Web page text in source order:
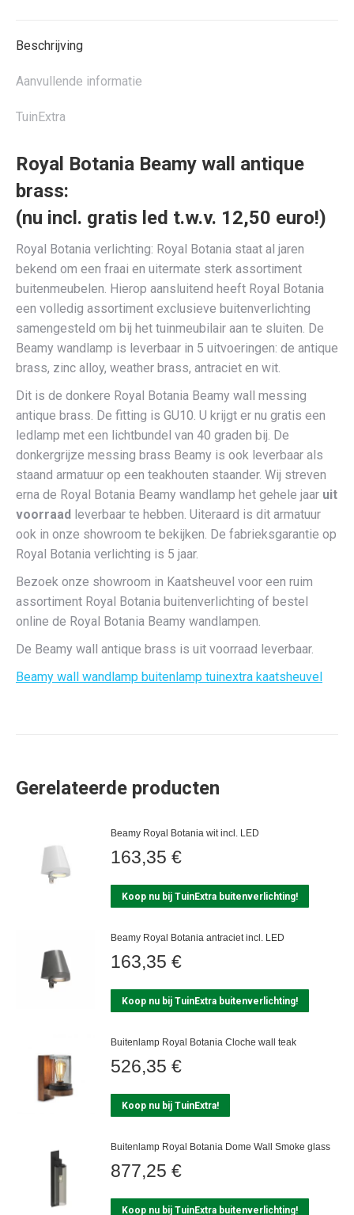
Beschrijving
Aanvullende informatie
TuinExtra
Royal Botania Beamy wall antique
brass:
(nu incl. gratis led t.w.v. 12,50 euro!)
Royal Botania verlichting: Royal Botania staat al jaren
bekend om een fraai en uitermate sterk assortiment
buitenmeubelen. Hierop aansluitend heeft Royal Botania
een volledig assortiment exclusieve buitenverlichting
samengesteld om bij het tuinmeubilair aan te sluiten. De
Beamy wandlamp is leverbaar in 5 uitvoeringen: de antique
brass, zinc alloy, weather brass, antraciet en wit.
Dit is de donkere Royal Botania Beamy wall messing
antique brass. De fitting is GU10. U krijgt er nu gratis een
ledlamp met een lichtbundel van 40 graden bij. De
donkergrijze messing brass Beamy is ook leverbaar als
staand armatuur op een teakhouten staander. Wij streven
erna de Royal Botania Beamy wandlamp het gehele jaar uit
voorraad leverbaar te hebben. Uiteraard is dit armatuur
ook in onze showroom te bekijken. De fabrieksgarantie op
Royal Botania verlichting is 5 jaar.
Bezoek onze showroom in Kaatsheuvel voor een ruim
assortiment Royal Botania buitenverlichting of bestel
online de Royal Botania Beamy wandlampen.
De Beamy wall antique brass is uit voorraad leverbaar.
Beamy wall wandlamp buitenlamp tuinextra kaatsheuvel
Gerelateerde producten
Beamy Royal Botania wit incl. LED
163,35 €
Koop nu bij TuinExtra buitenverlichting!
Beamy Royal Botania antraciet incl. LED
163,35 €
Koop nu bij TuinExtra buitenverlichting!
Buitenlamp Royal Botania Cloche wall teak
526,35 €
Koop nu bij TuinExtra!
Buitenlamp Royal Botania Dome Wall Smoke glass
877,25 €
Koop nu bij TuinExtra buitenverlichting!